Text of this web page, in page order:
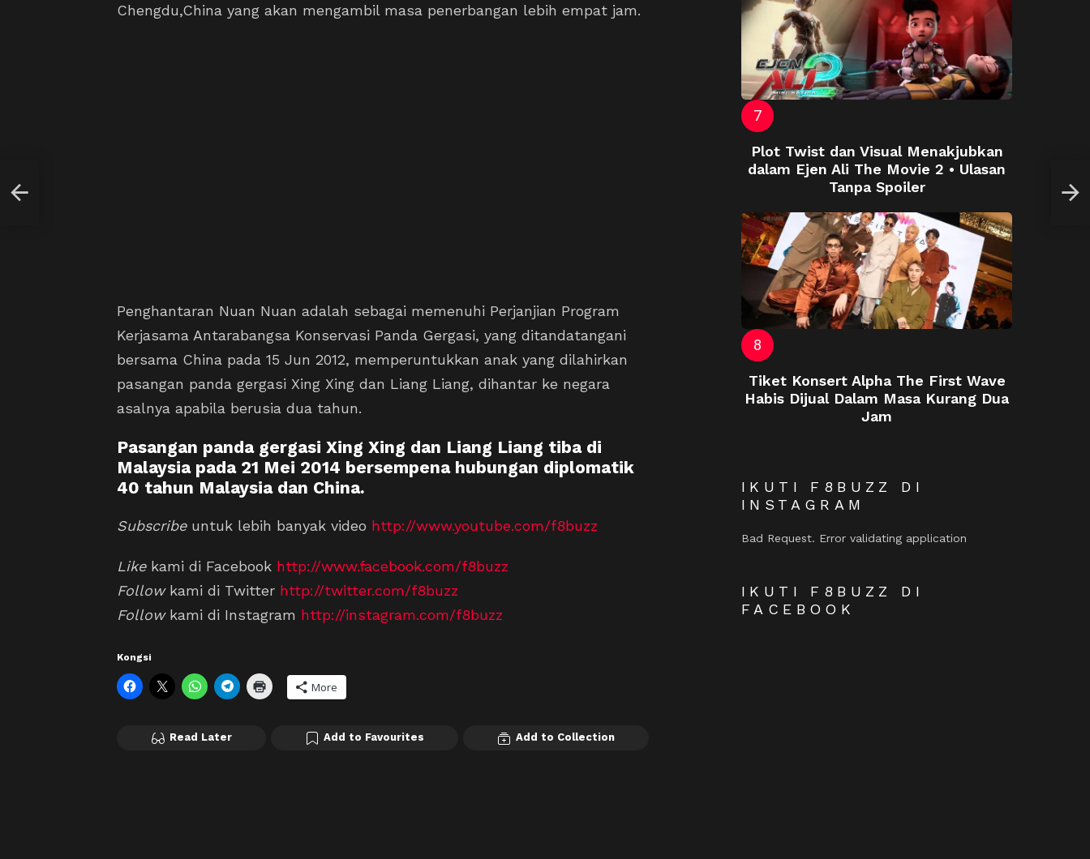
Chengdu,China yang akan mengambil masa penerbangan lebih empat jam.
Penghantaran Nuan Nuan adalah sebagai memenuhi Perjanjian Program
Kerjasama Antarabangsa Konservasi Panda Gergasi, yang ditandatangani
bersama China pada 15 Jun 2012, memperuntukkan anak yang dilahirkan
pasangan panda gergasi Xing Xing dan Liang Liang, dihantar ke negara
asalnya apabila berusia dua tahun.
Pasangan panda gergasi Xing Xing dan Liang Liang tiba di
Malaysia pada 21 Mei 2014 bersempena hubungan diplomatik
40 tahun Malaysia dan China.
Subscribeuntuk lebih banyak video http://www.youtube.com/f8buzz
Likekami di Facebook http://www.facebook.com/f8buzz
Followkami di Twitter http://twitter.com/f8buzz
Followkami di Instagram http://instagram.com/f8buzz
Kongsi
More
Read Later Add to Favourites Add to Collection
Plot Twist dan Visual Menakjubkan
dalam Ejen Ali The Movie 2 • Ulasan
Tanpa Spoiler
Tiket Konsert Alpha The First Wave
Habis Dijual Dalam Masa Kurang Dua
Jam
IKUTI F8BUZZ DI
INSTAGRAM
Bad Request. Error validating application
IKUTI F8BUZZ DI
FACEBOOK